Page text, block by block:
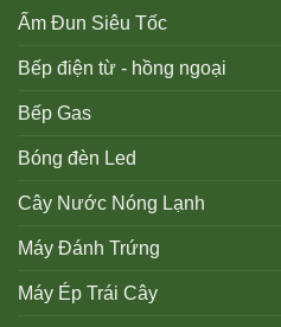
Ấm Đun Siêu Tốc
Bếp điện từ - hồng ngoại
Bếp Gas
Bóng đèn Led
Cây Nước Nóng Lạnh
Máy Đánh Trứng
Máy Ép Trái Cây